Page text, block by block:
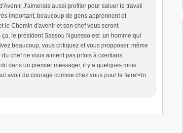
J'aimerais aussi profiter pour saluer le travail
important, beaucoup de gens apprennent et
le Chemin d'avenir et son chef vous seront
le président Sassou Nguesso est un homme qui
beaucoup, vous critiquez et vous propposer, même
chef ne vous aiment pas prfois à cxertians
dans un premier messager, il y a quelques mois
avoir du courage comme chez vous pour le faire!<br